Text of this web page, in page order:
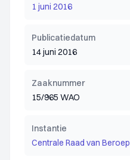
1 juni 2016
Publicatiedatum
14 juni 2016
Zaaknummer
15/965 WAO
Instantie
Centrale Raad van Beroep